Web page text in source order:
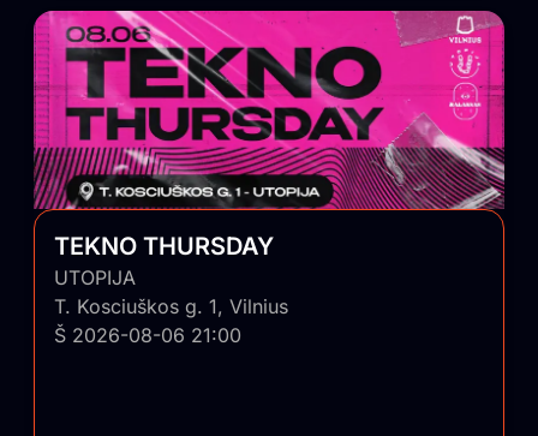
TEKNO THURSDAY
UTOPIJA
T. Kosciuškos g. 1, Vilnius
Š 2026-08-06 21:00